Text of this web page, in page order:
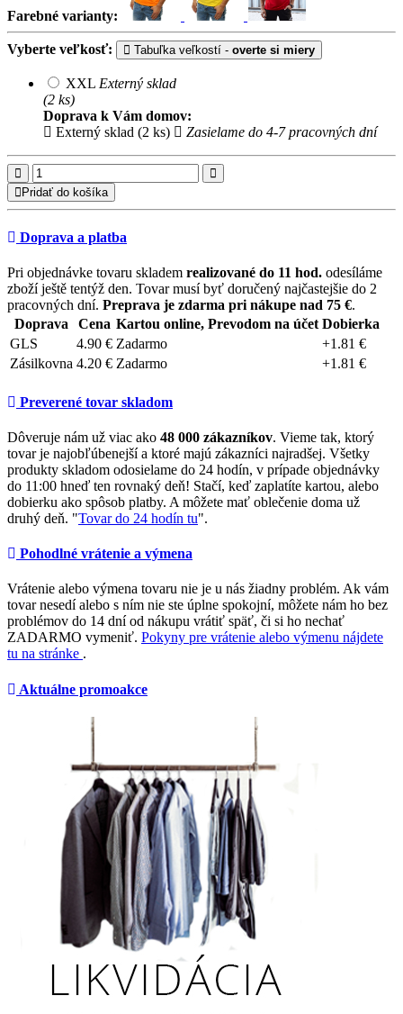
Farebné varianty:
Vyberte veľkosť: Tabuľka veľkostí - overte si miery
XXL Externý sklad
(2 ks)
Doprava k Vám domov:
Externý sklad (2 ks)
Zasielame do 4-7 pracovných dní
Pridať do košíka
Doprava a platba
Pri objednávke tovaru skladem realizované do 11 hod. odesíláme
zboží ještě tentýž den. Tovar musí byť doručený najčastejšie do 2
pracovných dní. Preprava je zdarma pri nákupe nad 75 €.
Doprava
Cena Kartou online, Prevodom na účet Dobierka
GLS
4.90 € Zadarmo
+1.81 €
Zásilkovna 4.20 € Zadarmo +1.81 €
Preverené tovar skladom
Dôveruje nám už viac ako 48 000 zákazníkov. Vieme tak, ktorý
tovar je najobľúbenejší a ktoré majú zákazníci najradšej. Všetky
produkty skladom odosielame do 24 hodín, v prípade objednávky
do 11:00 hneď ten rovnaký deň! Stačí, keď zaplatíte kartou, alebo
dobierku ako spôsob platby. A môžete mať oblečenie doma už
druhý deň. "Tovar do 24 hodín tu".
Pohodlné vrátenie a výmena
Vrátenie alebo výmena tovaru nie je u nás žiadny problém. Ak vám
tovar nesedí alebo s ním nie ste úplne spokojní, môžete nám ho bez
problémov do 14 dní od nákupu vrátiť späť, či si ho nechať
ZADARMO vymeniť. Pokyny pre vrátenie alebo výmenu nájdete
tu na stránke .
Aktuálne promoakce